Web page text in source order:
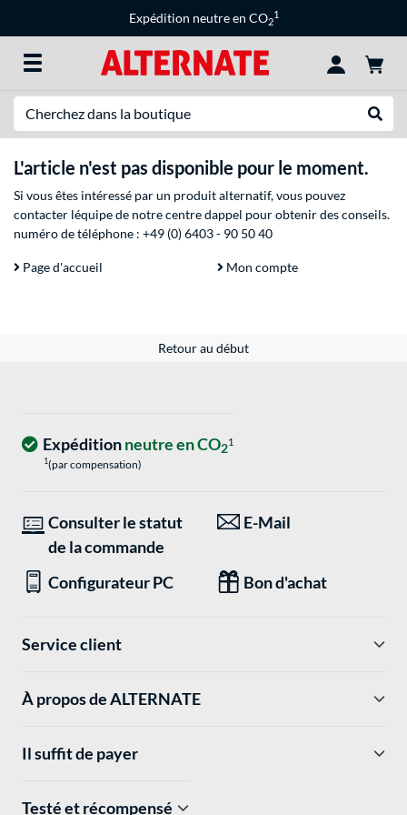
Expédition neutre en CO2
1
L'article n'est pas disponible pour le moment.
Si vous êtes intéressé par un produit alternatif, vous pouvez
contacter léquipe de notre centre dappel pour obtenir des conseils.
numéro de téléphone : +49 (0) 6403 - 90 50 40
Page d'accueil Mon compte
Retour au début
Expéditionneutre en CO21
1(par compensation)
Consulter le statut
de la commande
E-Mail
Configurateur PC Bon d'achat
Service client
À propos de ALTERNATE
Il suffit de payer
Testé et récompensé